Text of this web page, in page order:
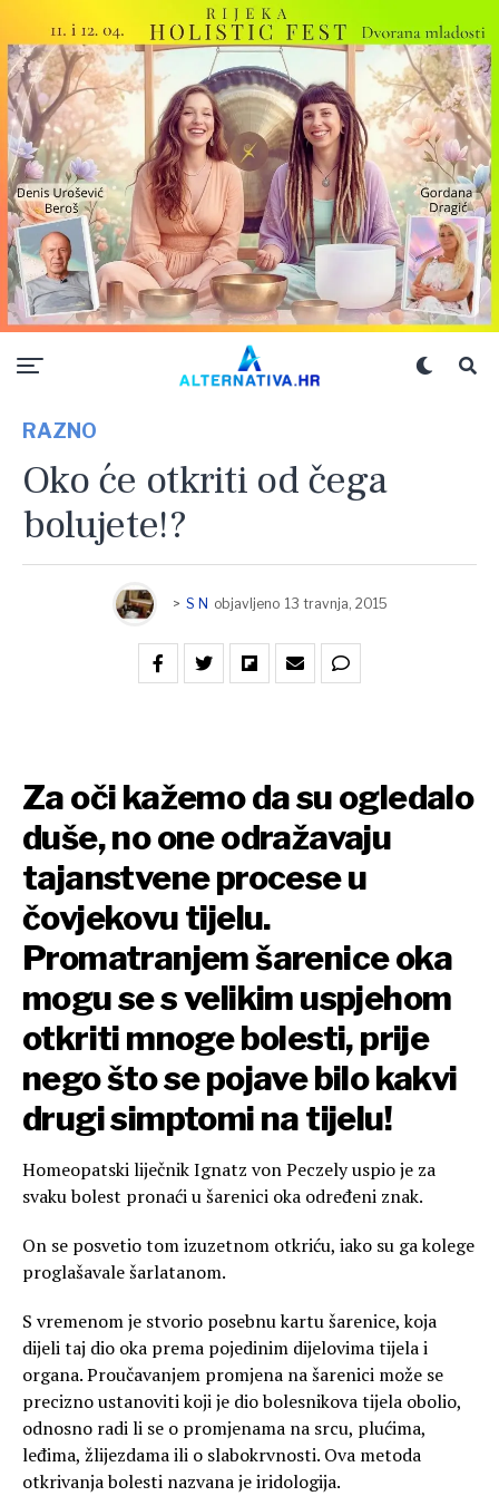
RAZNO
Oko će otkriti od čega
bolujete!?
> S N objavljeno 13 travnja, 2015
Za oči kažemo da su ogledalo
duše, no one odražavaju
tajanstvene procese u
čovjekovu tijelu.
Promatranjem šarenice oka
mogu se s velikim uspjehom
otkriti mnoge bolesti, prije
nego što se pojave bilo kakvi
drugi simptomi na tijelu!
Homeopatski liječnik Ignatz von Peczely uspio je za
svaku bolest pronaći u šarenici oka određeni znak.
On se posvetio tom izuzetnom otkriću, iako su ga kolege
proglašavale šarlatanom.
S vremenom je stvorio posebnu kartu šarenice, koja
dijeli taj dio oka prema pojedinim dijelovima tijela i
organa. Proučavanjem promjena na šarenici može se
precizno ustanoviti koji je dio bolesnikova tijela obolio,
odnosno radi li se o promjenama na srcu, plućima,
leđima, žlijezdama ili o slabokrvnosti. Ova metoda
otkrivanja bolesti nazvana je iridologija.